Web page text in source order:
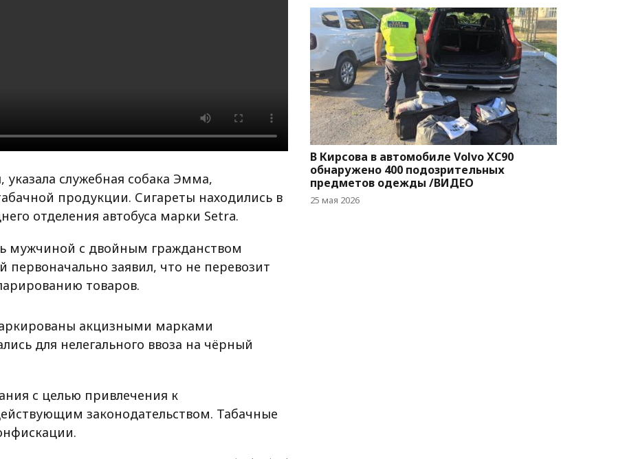
служебная собака Эмма,
продукции. Сигареты находились в
отделения автобуса марки Setra.
мужчиной с двойным гражданством
заявил, что не перевозит
товаров.
акцизными марками
для нелегального ввоза на чёрный
с целью привлечения к
законодательством. Табачные
В Кирсова в автомобиле Volvo XC90
обнаружено 400 подозрительных
предметов одежды /ВИДЕО
25 мая 2026